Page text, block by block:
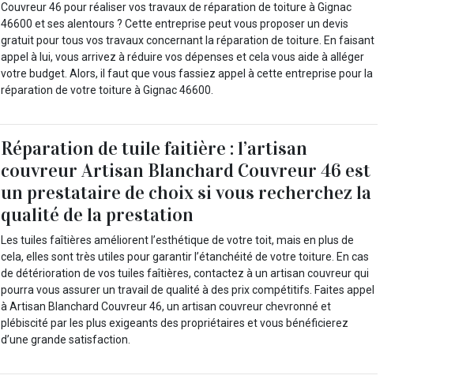
Couvreur 46 pour réaliser vos travaux de réparation de toiture à Gignac
46600 et ses alentours ? Cette entreprise peut vous proposer un devis
gratuit pour tous vos travaux concernant la réparation de toiture. En faisant
appel à lui, vous arrivez à réduire vos dépenses et cela vous aide à alléger
votre budget. Alors, il faut que vous fassiez appel à cette entreprise pour la
réparation de votre toiture à Gignac 46600.
Réparation de tuile faitière : l’artisan
couvreur Artisan Blanchard Couvreur 46 est
un prestataire de choix si vous recherchez la
qualité de la prestation
Les tuiles faîtières améliorent l’esthétique de votre toit, mais en plus de
cela, elles sont très utiles pour garantir l’étanchéité de votre toiture. En cas
de détérioration de vos tuiles faîtières, contactez à un artisan couvreur qui
pourra vous assurer un travail de qualité à des prix compétitifs. Faites appel
à Artisan Blanchard Couvreur 46, un artisan couvreur chevronné et
plébiscité par les plus exigeants des propriétaires et vous bénéficierez
d’une grande satisfaction.